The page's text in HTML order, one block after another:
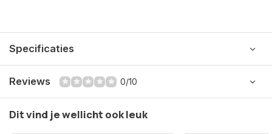
Specificaties
Reviews 0/10
Dit vind je wellicht ook leuk